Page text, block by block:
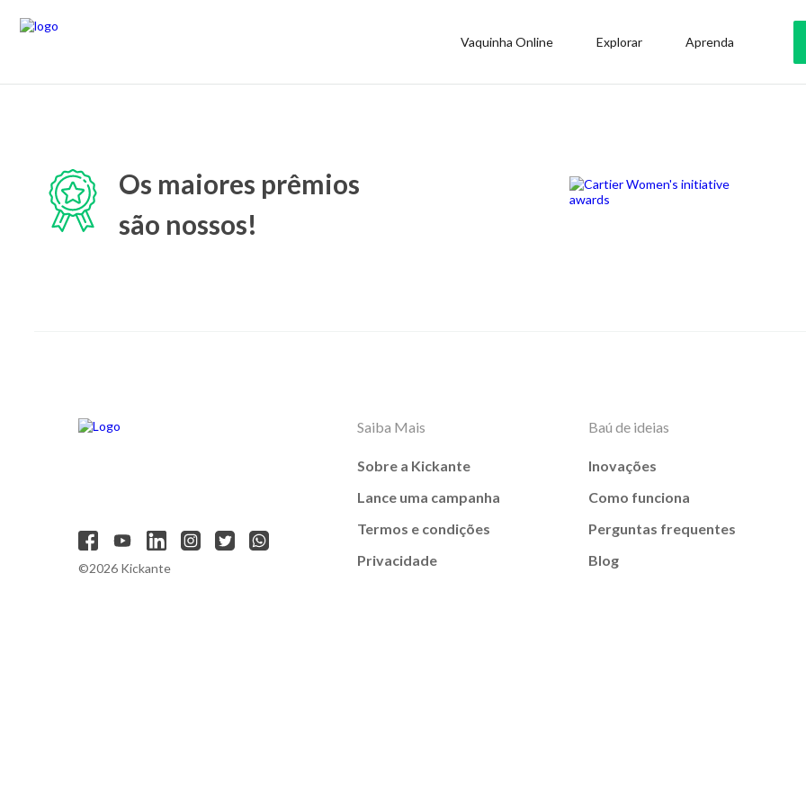
Vaquinha Online Explorar Aprenda
Os maiores prêmios
são nossos!
©2026 Kickante
Saiba Mais
Sobre a Kickante
Lance uma campanha
Termos e condições
Privacidade
Baú de ideias
Inovações
Como funciona
Perguntas frequentes
Blog